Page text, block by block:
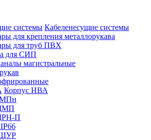
Кабеленесущие системы
для крепления металлорукава
для труб ПВХ
для СИП
магистральные
Корпус НВА
П